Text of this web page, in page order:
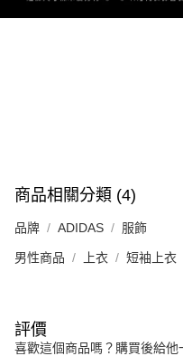
商品相關分類 (4)
品牌 ADIDAS 服飾
男性商品 上衣 短袖上衣
評價
喜歡這個商品嗎？購買後給他